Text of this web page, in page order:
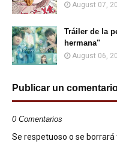
August 07,
Tráiler de la
hermana"
August 06,
Publicar un
0 Comentarios
Se respetuoso o se borrará